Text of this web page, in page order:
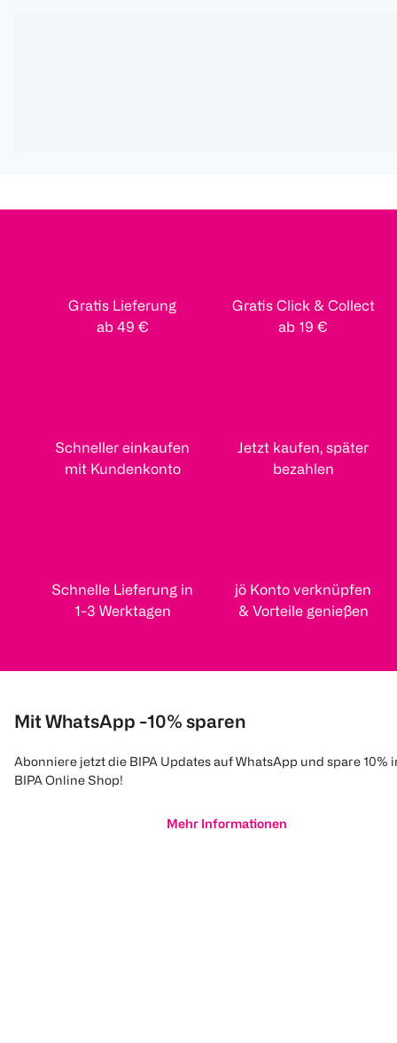
Gratis Lieferung
ab 49 €
Gratis Click & Collect
ab 19 €
Schneller einkaufen
mit Kundenkonto
Jetzt kaufen, später
bezahlen
Schnelle Lieferung in
1-3 Werktagen
jö Konto verknüpfen
& Vorteile genießen
Mit WhatsApp -10% sparen
Abonniere jetzt die BIPA Updates auf WhatsApp und spare 10%
BIPA Online Shop!
Mehr Informationen